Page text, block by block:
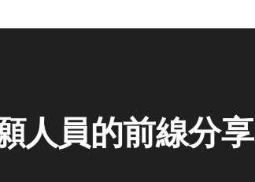
人員的前線分享